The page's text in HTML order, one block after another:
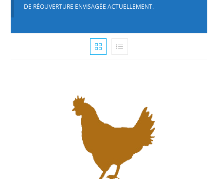
DE RÉOUVERTURE ENVISAGÉE ACTUELLEMENT.